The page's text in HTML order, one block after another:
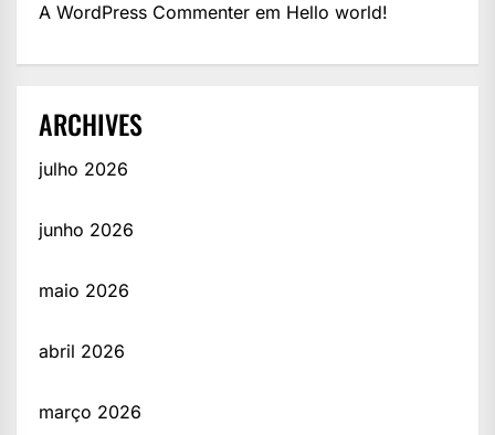
A WordPress Commenter em Hello world!
ARCHIVES
julho 2026
junho 2026
maio 2026
abril 2026
março 2026